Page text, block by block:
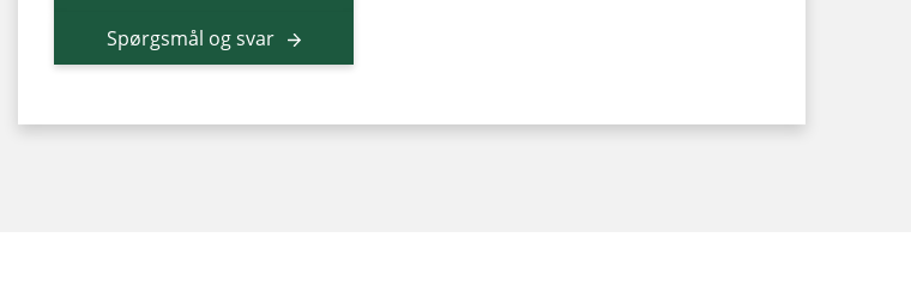
Spørgsmål og svar